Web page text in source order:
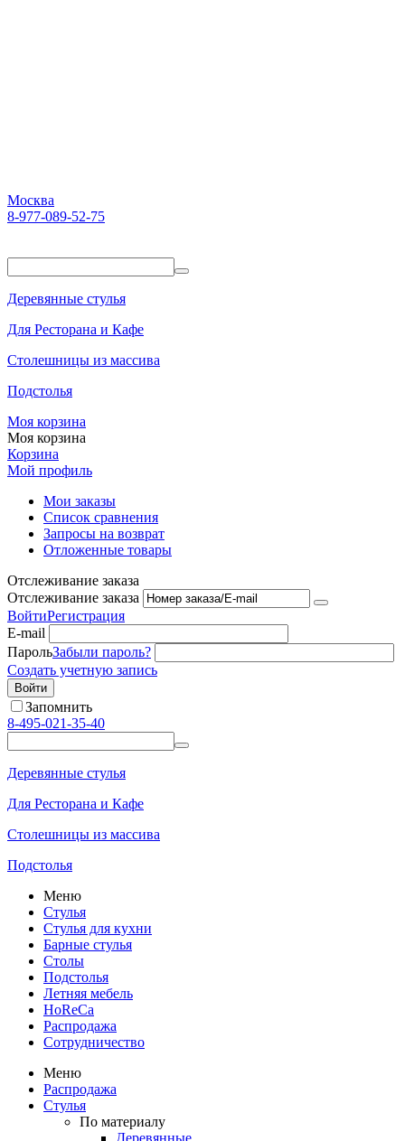
Москва
8-977-089-52-75
Деревянные стулья
Для Ресторана и Кафе
Столешницы из массива
Подстолья
Моя корзина
Моя корзина
Корзина
Мой профиль
Мои заказы
Список сравнения
Запросы на возврат
Отложенные товары
Отслеживание заказа
Отслеживание заказа
ВойтиРегистрация
E-mail
ПарольЗабыли пароль?
Создать учетную запись
Войти
Запомнить
8-495-021-35-40
Деревянные стулья
Для Ресторана и Кафе
Столешницы из массива
Подстолья
Меню
Стулья
Стулья для кухни
Барные стулья
Столы
Подстолья
Летняя мебель
HoReCa
Распродажа
Сотрудничество
Меню
Распродажа
Стулья
По материалу
Деревянные